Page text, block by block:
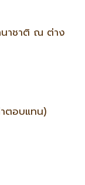
นาชาติ ณ ต่าง
ตอบแทน)